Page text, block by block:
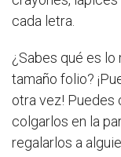
cada letra.
¿Sabes qué es
tamaño folio?
otra vez! Puedes
colgarlos en la
regalarlos a